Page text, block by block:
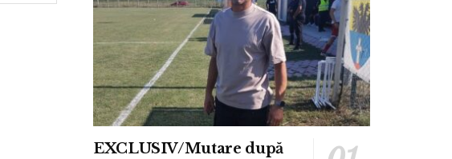
EXCLUSIV/Mutare după